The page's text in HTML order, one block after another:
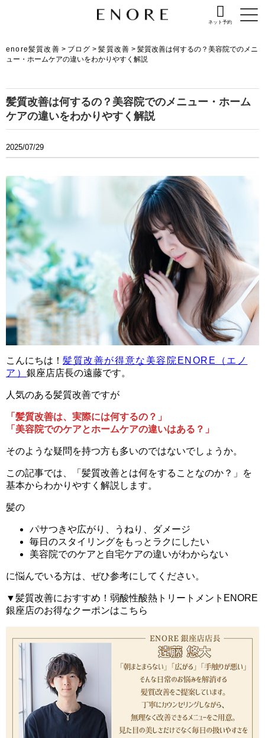
ネット予約
enore髪質改善 > ブログ >髪質改善 >髪質改善は何するの？美容院でのメニ
ュー・ホームケアの違いをわかりやすく解説
髪質改善は何するの？美容院でのメニュー・ホーム
ケアの違いをわかりやすく解説
2025/07/29
こんにちは！ 髪質改善が得意な美容院ENORE（エノ
ア）銀座店店長の遠藤です。
人気のある髪質改善ですが
「髪質改善は、実際には何するの？」
「美容院でのケアとホームケアの違いはある？」
そのような疑問を持つ方も多いのではないでしょうか。
この記事では、「髪質改善とは何をすることなのか？」を
基本からわかりやすく解説します。
髪の
パサつきや広がり、うねり、ダメージ
毎日のスタイリングをもっとラクにしたい
美容院でのケアと自宅ケアの違いがわからない
に悩んでいる方は、ぜひ参考にしてください。
▼髪質改善におすすめ！弱酸性酸熱トリートメントENORE
銀座店のお得なクーポンはこちら